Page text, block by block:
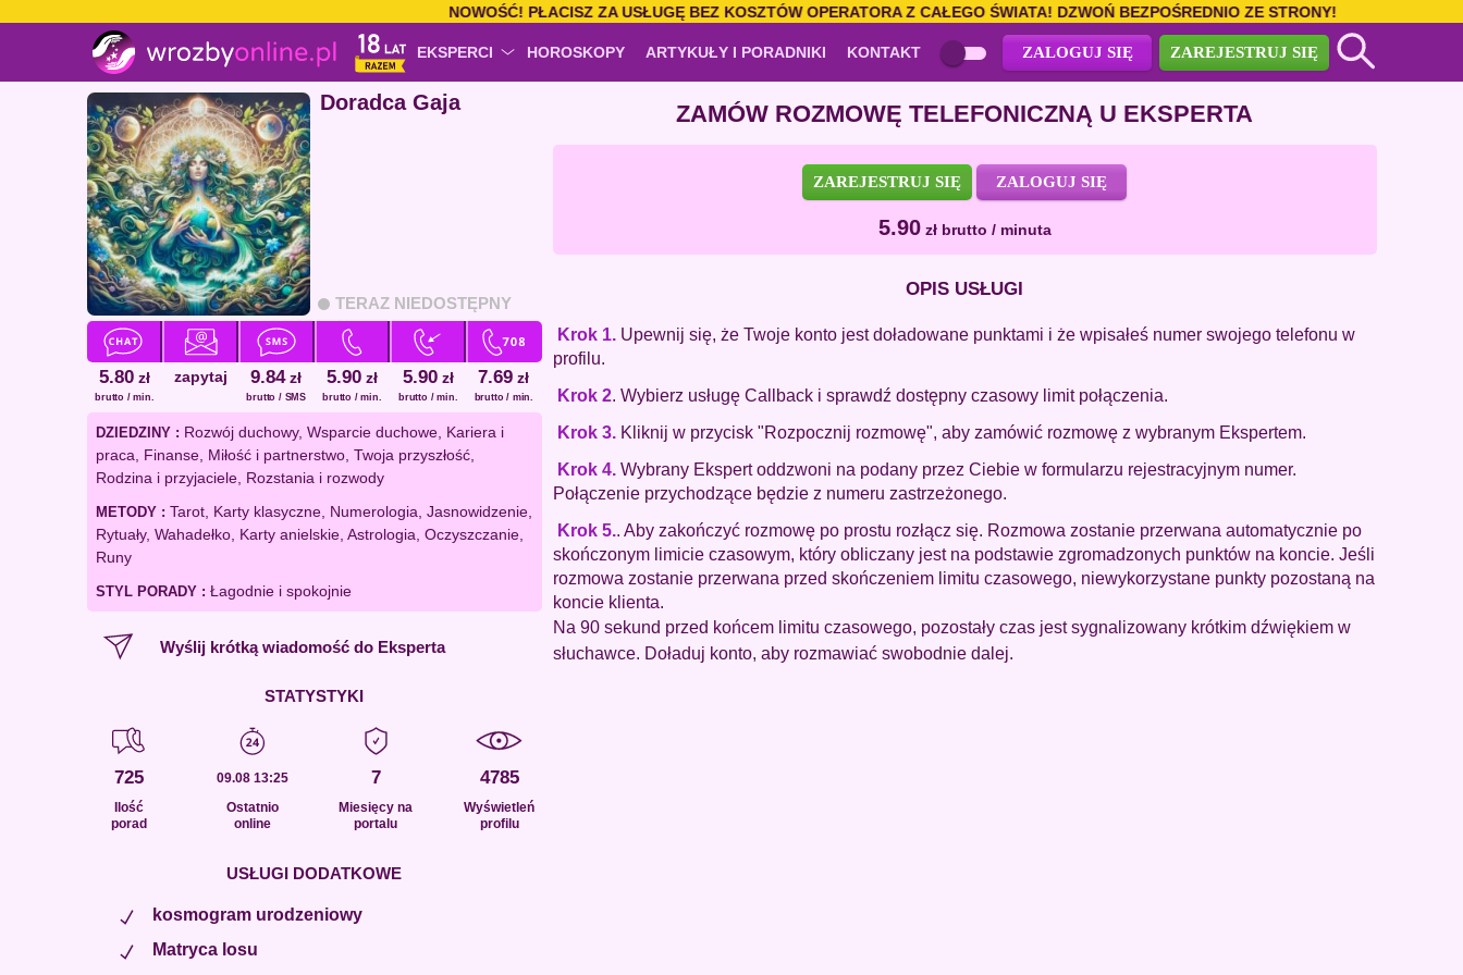
NOWOŚĆ!PŁACISZ ZA USŁUGĘ BEZ KOSZTÓW OPERATORA Z CAŁEGO ŚWIATA! DZWOŃ BEZPOŚREDNIO ZE STRONY!
EKSPERCI HOROSKOPY ARTYKUŁY I PORADNIKI KONTAKT ZALOGUJ SIĘ ZAREJESTRUJ SIĘ
Doradca Gaja
TERAZ NIEDOSTĘPNY
5.80 zł
brutto / min.
zapytaj 9.84 zł
brutto / SMS
5.90 zł
brutto / min.
5.90 zł
brutto / min.
7.69 zł
brutto / min.
DZIEDZINY : Rozwój duchowy, Wsparcie duchowe, Kariera i
praca, Finanse, Miłość i partnerstwo, Twoja przyszłość,
Rodzina i przyjaciele, Rozstania i rozwody
METODY : Tarot, Karty klasyczne, Numerologia, Jasnowidzenie,
Rytuały, Wahadełko, Karty anielskie, Astrologia, Oczyszczanie,
Runy
STYL PORADY : Łagodnie i spokojnie
Wyślij krótką wiadomość do Eksperta
STATYSTYKI
725
Ilość
porad
09.08 13:25
Ostatnio
online
7
Miesięcy na
portalu
4785
Wyświetleń
profilu
USŁUGI DODATKOWE
kosmogram urodzeniowy
Matryca losu
ZAMÓW ROZMOWĘ TELEFONICZNĄ U EKSPERTA
ZAREJESTRUJ SIĘ ZALOGUJ SIĘ
5.90 złbrutto / minuta
OPIS USŁUGI
Krok 1.Upewnij się, że Twoje konto jest doładowane punktami i że wpisałeś numer swojego telefonu w
profilu.
Krok 2. Wybierz usługę Callback i sprawdź dostępny czasowy limit połączenia.
Krok 3.Kliknij w przycisk "Rozpocznij rozmowę", aby zamówić rozmowę z wybranym Ekspertem.
Krok 4.Wybrany Ekspert oddzwoni na podany przez Ciebie w formularzu rejestracyjnym numer.
Połączenie przychodzące będzie z numeru zastrzeżonego.
Krok 5.. Aby zakończyć rozmowę po prostu rozłącz się. Rozmowa zostanie przerwana automatycznie po
skończonym limicie czasowym, który obliczany jest na podstawie zgromadzonych punktów na koncie. Jeśli
rozmowa zostanie przerwana przed skończeniem limitu czasowego, niewykorzystane punkty pozostaną na
koncie klienta.
Na 90 sekund przed końcem limitu czasowego, pozostały czas jest sygnalizowany krótkim dźwiękiem w
słuchawce. Doładuj konto, aby rozmawiać swobodnie dalej.